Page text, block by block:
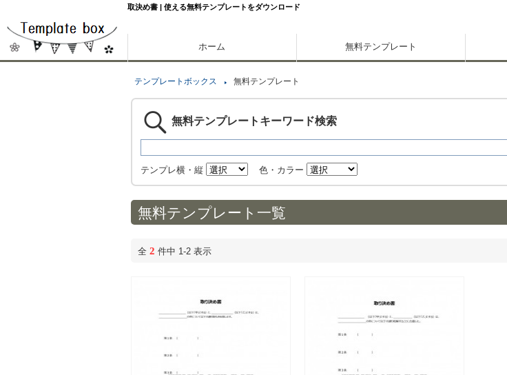
取決め書 | 使える無料テンプレートをダウンロード
ホーム 無料テンプレート
テンプレートボックス 無料テンプレート
無料テンプレートキーワード検索
テンプレ横・縦 色・カラー
無料テンプレート一覧
全 2 件中 1-2 表示